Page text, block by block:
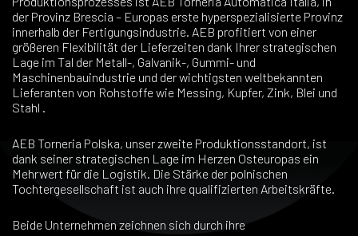
der Provinz Brescia – Europas erste hyperspezialisierte Provinz
innerhalb der Fertigungsindustrie. AEB profitiert von einer
größeren Flexibilität der Lieferzeiten dank Ihrer strategischen
Lage im Tal der Metall-, Galvanik-, Gummi- und
Maschinenbauindustrie und der wichtigsten weltbekannten
Lieferanten von Rohstoffe wie Messing, Kupfer, Zink, Blei und
Stahl .
AEB Torneria Polska, unser zweite Produktionsstandort, ist
dank seiner strategischen Lage im Herzen Osteuropas ein
Mehrwert für die Logistik. Die Stärke der polnischen
Tochtergesellschaft ist auch ihre qualifizierten Arbeitskräfte.
Beide Unternehmen zeichnen sich durch ihre